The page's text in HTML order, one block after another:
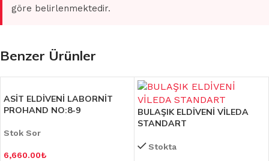
göre belirlenmektedir.
Benzer Ürünler
ASİT ELDİVENİ LABORNİT
PROHAND NO:8-9
Stok Sor
6,660.00₺
BULAŞIK ELDİVENİ VİLEDA
STANDART
Stokta